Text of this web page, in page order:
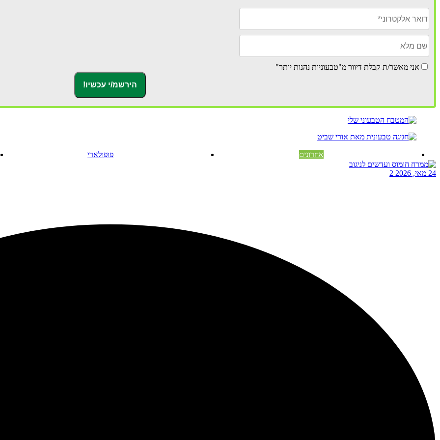
אני מאשר/ת קבלת דיוור מ"טבעוניות נהנות יותר"
אחרונים פופולארי
24 מאי, 2026 2